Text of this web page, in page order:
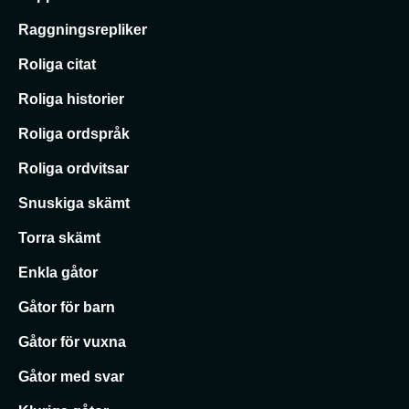
Raggningsrepliker
Roliga citat
Roliga historier
Roliga ordspråk
Roliga ordvitsar
Snuskiga skämt
Torra skämt
Enkla gåtor
Gåtor för barn
Gåtor för vuxna
Gåtor med svar